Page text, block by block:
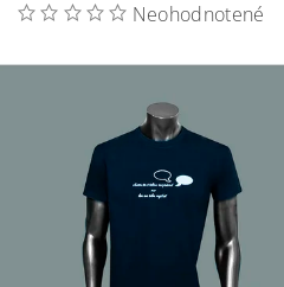
Neohodnotené